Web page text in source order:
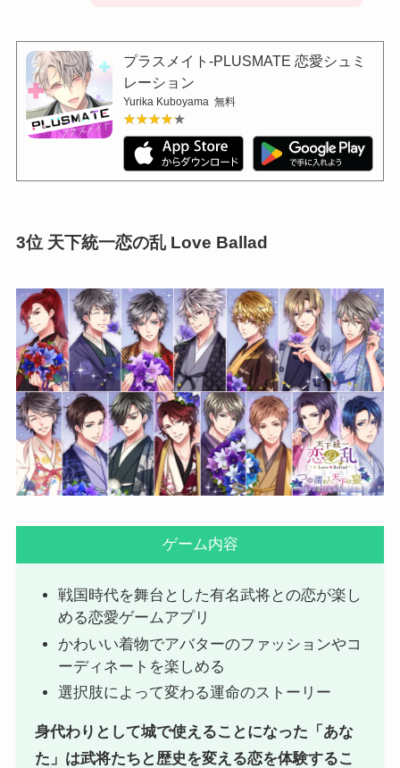
プラスメイト-PLUSMATE 恋愛シュミ
レーション
Yurika Kuboyama 無料
★★★★★
★★★★★
3位 天下統一恋の乱 Love Ballad
ゲーム内容
戦国時代を舞台とした有名武将との恋が楽し
める恋愛ゲームアプリ
かわいい着物でアバターのファッションやコ
ーディネートを楽しめる
選択肢によって変わる運命のストーリー
身代わりとして城で使えることになった「あな
た」は武将たちと歴史を変える恋を体験するこ